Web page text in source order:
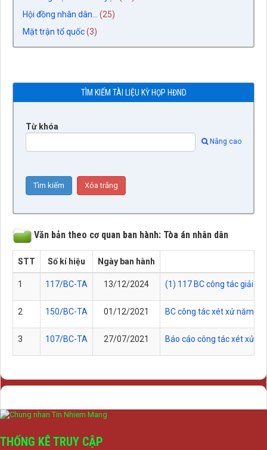
Hội đồng nhân dân...
(25)
Mặt trận tổ quốc(3)
TÌM KIẾM TÀI LIỆU KỲ HỌP HĐND
Từ khóa
Nâng cao
Văn bản theo cơ quan ban hành: Tòa án nhân dân
STT Số kí hiệu Ngày ban hành
1 117/BC-TA 13/12/2024 (1) 117 BC công tác giải
2 150/BC-TA 01/12/2021 BC công tác xét xử năm
3 107/BC-TA 27/07/2021 Báo cáo công tác xét xử
THỐNG KÊ TRUY CẬP